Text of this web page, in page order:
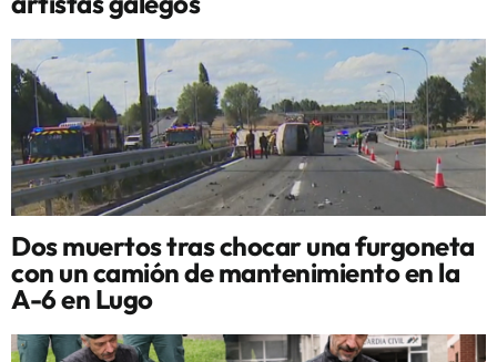
Dos muertos tras chocar una furgoneta
con un camión de mantenimiento en la
A-6 en Lugo